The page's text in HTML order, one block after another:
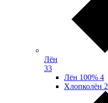
Лён
33
Лён 100% 4
Хлопколён